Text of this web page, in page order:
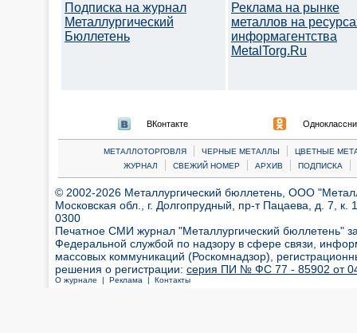
Подписка на журнал
Металлургический
Бюллетень
Реклама на рынке
металлов на
информагентства
MetalTorg.Ru
ВКонтакте
МЕТАЛЛОТОРГОВЛЯ | ЧЕРНЫЕ МЕТАЛЛЫ |
ЦВЕТНЫЕ
ЖУРНАЛ
| СВЕЖИЙ НОМЕР | АРХИВ | ПОДПИСКА |
© 2002-2026 Металлургический бюллетень, ООО
Московская обл., г. Долгопрудный, пр-т Пацаева, д. 7,
0300
Печатное СМИ журнал "Металлургический бюллетень"
Федеральной службой по надзору в сфере связи,
массовых коммуникаций (Роскомнадзор),
решения о регистрации: серия ПИ № ФС 77 - 85902 от 04
О журнале | Реклама | Контакты